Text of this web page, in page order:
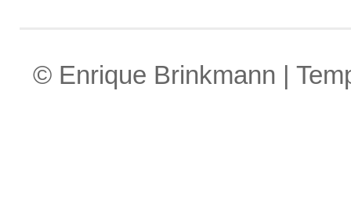
© Enrique Brinkmann |